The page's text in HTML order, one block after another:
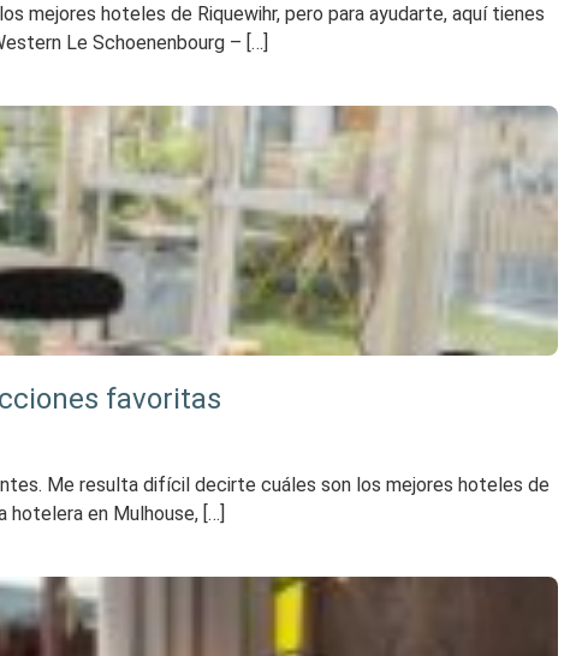
mejores hoteles de Riquewihr, pero para ayudarte, aquí tienes
Le Schoenenbourg – […]
favoritas
Me resulta difícil decirte cuáles son los mejores hoteles de
hotelera en Mulhouse, […]